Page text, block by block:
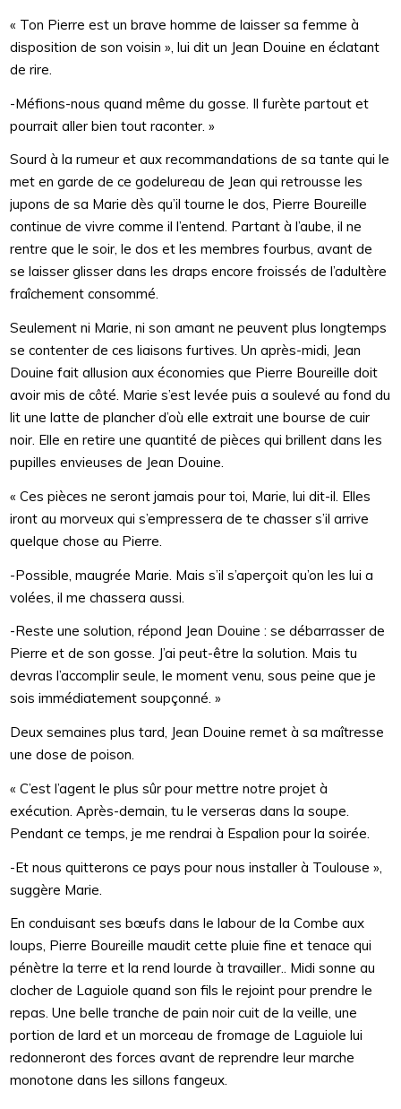
« Ton Pierre est un brave homme de laisser sa femme à
disposition de son voisin », lui dit un Jean Douine en éclatant
de rire.
-Méfions-nous quand même du gosse. Il furète partout et
pourrait aller bien tout raconter. »
Sourd à la rumeur et aux recommandations de sa tante qui le
met en garde de ce godelureau de Jean qui retrousse les
jupons de sa Marie dès qu’il tourne le dos, Pierre Boureille
continue de vivre comme il l’entend. Partant à l’aube, il ne
rentre que le soir, le dos et les membres fourbus, avant de
se laisser glisser dans les draps encore froissés de l’adultère
fraîchement consommé.
Seulement ni Marie, ni son amant ne peuvent plus longtemps
se contenter de ces liaisons furtives. Un après-midi, Jean
Douine fait allusion aux économies que Pierre Boureille doit
avoir mis de côté. Marie s’est levée puis a soulevé au fond du
lit une latte de plancher d’où elle extrait une bourse de cuir
noir. Elle en retire une quantité de pièces qui brillent dans les
pupilles envieuses de Jean Douine.
« Ces pièces ne seront jamais pour toi, Marie, lui dit-il. Elles
iront au morveux qui s’empressera de te chasser s’il arrive
quelque chose au Pierre.
-Possible, maugrée Marie. Mais s’il s’aperçoit qu’on les lui a
volées, il me chassera aussi.
-Reste une solution, répond Jean Douine : se débarrasser de
Pierre et de son gosse. J’ai peut-être la solution. Mais tu
devras l’accomplir seule, le moment venu, sous peine que je
sois immédiatement soupçonné. »
Deux semaines plus tard, Jean Douine remet à sa maîtresse
une dose de poison.
« C’est l’agent le plus sûr pour mettre notre projet à
exécution. Après-demain, tu le verseras dans la soupe.
Pendant ce temps, je me rendrai à Espalion pour la soirée.
-Et nous quitterons ce pays pour nous installer à Toulouse »,
suggère Marie.
En conduisant ses bœufs dans le labour de la Combe aux
loups, Pierre Boureille maudit cette pluie fine et tenace qui
pénètre la terre et la rend lourde à travailler.. Midi sonne au
clocher de Laguiole quand son fils le rejoint pour prendre le
repas. Une belle tranche de pain noir cuit de la veille, une
portion de lard et un morceau de fromage de Laguiole lui
redonneront des forces avant de reprendre leur marche
monotone dans les sillons fangeux.